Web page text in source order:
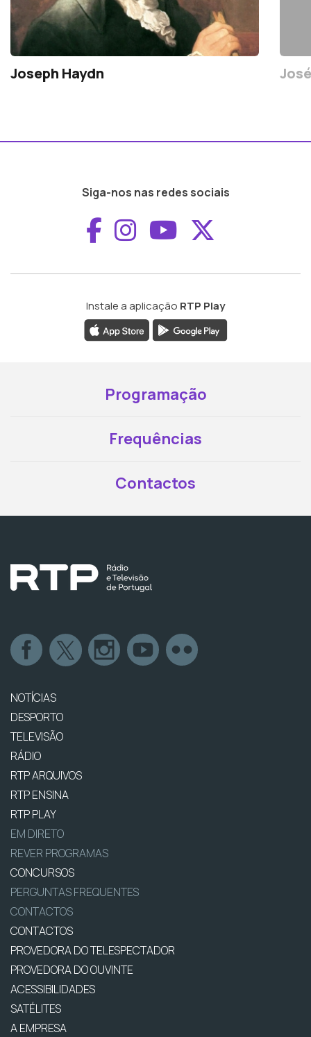
Joseph Haydn
Siga-nos nas redes sociais
Aceder ao
Aceder ao
Aceder ao
Instale a aplicação RTP Play
Programação
Frequências
Contactos
NOTÍCIAS
DESPORTO
TELEVISÃO
RÁDIO
RTP ARQUIVOS
RTP ENSINA
RTP PLAY
EM DIRETO
REVER PROGRAMAS
CONCURSOS
PERGUNTAS FREQUENTES
CONTACTOS
CONTACTOS
PROVEDORA DO TELESPECTADOR
PROVEDORA DO OUVINTE
ACESSIBILIDADES
SATÉLITES
A EMPRESA